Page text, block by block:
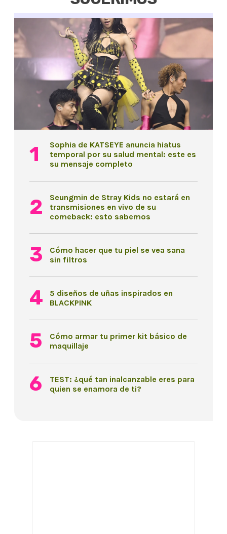
Sophia de KATSEYE anuncia hiatus
temporal por su salud mental: este es
su mensaje completo
Seungmin de Stray Kids no estará en
transmisiones en vivo de su
comeback: esto sabemos
Cómo hacer que tu piel se vea sana
sin filtros
5 diseños de uñas inspirados en
BLACKPINK
Cómo armar tu primer kit básico de
maquillaje
TEST: ¿qué tan inalcanzable eres para
quien se enamora de ti?